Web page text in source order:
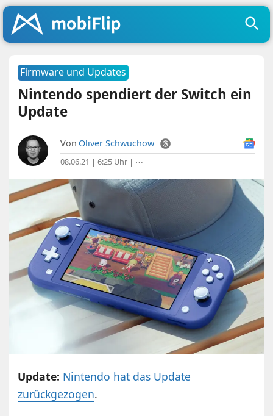
Firmware und Updates
Nintendo spendiert der Switch ein
Update
Von Oliver Schwuchow
08.06.21 | 6:25 Uhr | ⋯
Update: Nintendo hat das Update
zurückgezogen.